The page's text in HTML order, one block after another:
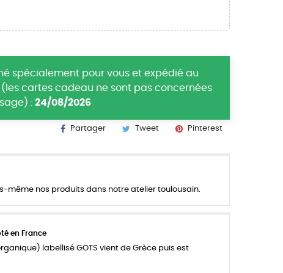
spécialement pour vous et expédié au
cartes cadeau ne sont pas concernées
: 24/08/2026
Partager Tweet Pinterest
même nos produits dans notre atelier toulousain.
en France
labellisé GOTS vient de Grèce puis est